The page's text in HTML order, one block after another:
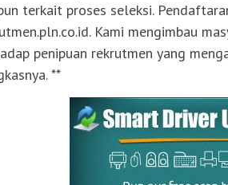
terkait proses seleksi.
Kami mengimbau
penipuan rekrutmen yang
**